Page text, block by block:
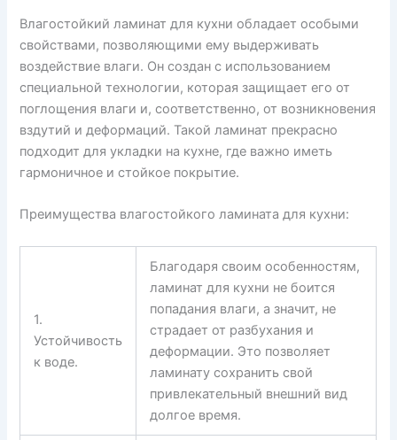
Влагостойкий ламинат для кухни обладает особыми
свойствами, позволяющими ему выдерживать
воздействие влаги. Он создан с использованием
специальной технологии, которая защищает его от
поглощения влаги и, соответственно, от возникновения
вздутий и деформаций. Такой ламинат прекрасно
подходит для укладки на кухне, где важно иметь
гармоничное и стойкое покрытие.
Преимущества влагостойкого ламината для кухни:
1.
Устойчивость
к воде.
Благодаря своим особенностям,
ламинат для кухни не боится
попадания влаги, а значит, не
страдает от разбухания и
деформации. Это позволяет
ламинату сохранить свой
привлекательный внешний вид
долгое время.